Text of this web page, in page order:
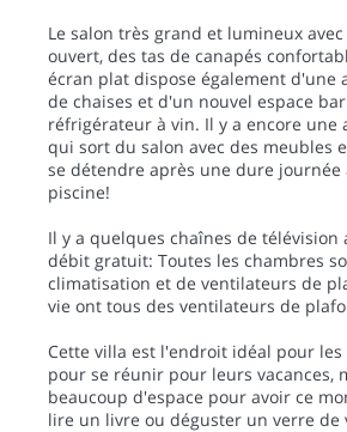
Le salon très grand et lumineux
ouvert, des tas de canapés
écran plat dispose également d'une
de chaises et d'un nouvel espace
réfrigérateur à vin. Il y a encore une
qui sort du salon avec des meubles
se détendre après une dure journée
piscine!
Il y a quelques chaînes de télévision
débit gratuit: Toutes les chambres
climatisation et de ventilateurs de
vie ont tous des ventilateurs de
Cette villa est l'endroit idéal pour
pour se réunir pour leurs vacances,
beaucoup d'espace pour avoir ce
lire un livre ou déguster un verre de